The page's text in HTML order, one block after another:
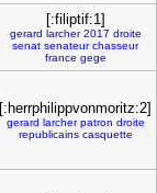
[:filiptif:1]
gerard larcher 2017 droite
senat senateur chasseur
france gege
[:herrphilippvonmoritz:2]
gerard larcher patron droite
republicains casquette